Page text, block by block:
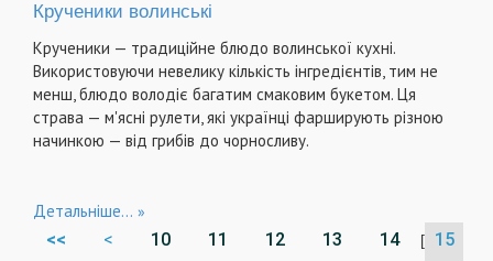
Крученики волинські
Крученики — традиційне блюдо волинської кухні.
Використовуючи невелику кількість інгредієнтів, тим не
менш, блюдо володіє багатим смаковим букетом. Ця
страва — м'ясні рулети, які українці фарширують різною
начинкою — від грибів до чорносливу.
Детальніше...
<<
< 10 11 12 13 14 [ 15